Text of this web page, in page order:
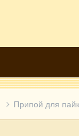
Припой для